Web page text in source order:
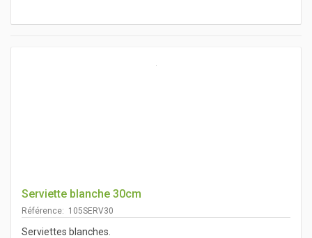
Serviette blanche 30cm
Référence: 105SERV30
Serviettes blanches.